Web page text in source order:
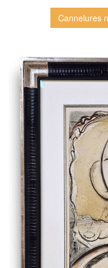
Cannelures